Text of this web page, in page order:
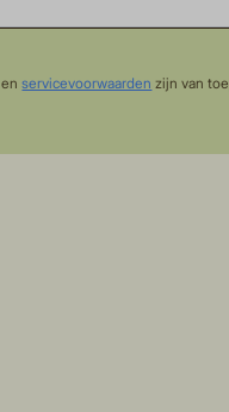
enservicevoorwaarden zijn van